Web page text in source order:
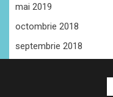
mai 2019
octombrie 2018
septembrie 2018